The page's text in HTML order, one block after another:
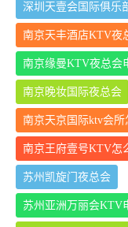
深圳天壹会国际俱乐
南京天丰酒店KTV夜
南京缘曼KTV夜总会
南京晚妆国际夜总会
南京天京国际ktv会所
南京王府壹号KTV怎
苏州凯旋门夜总会
苏州亚洲万丽会KTV